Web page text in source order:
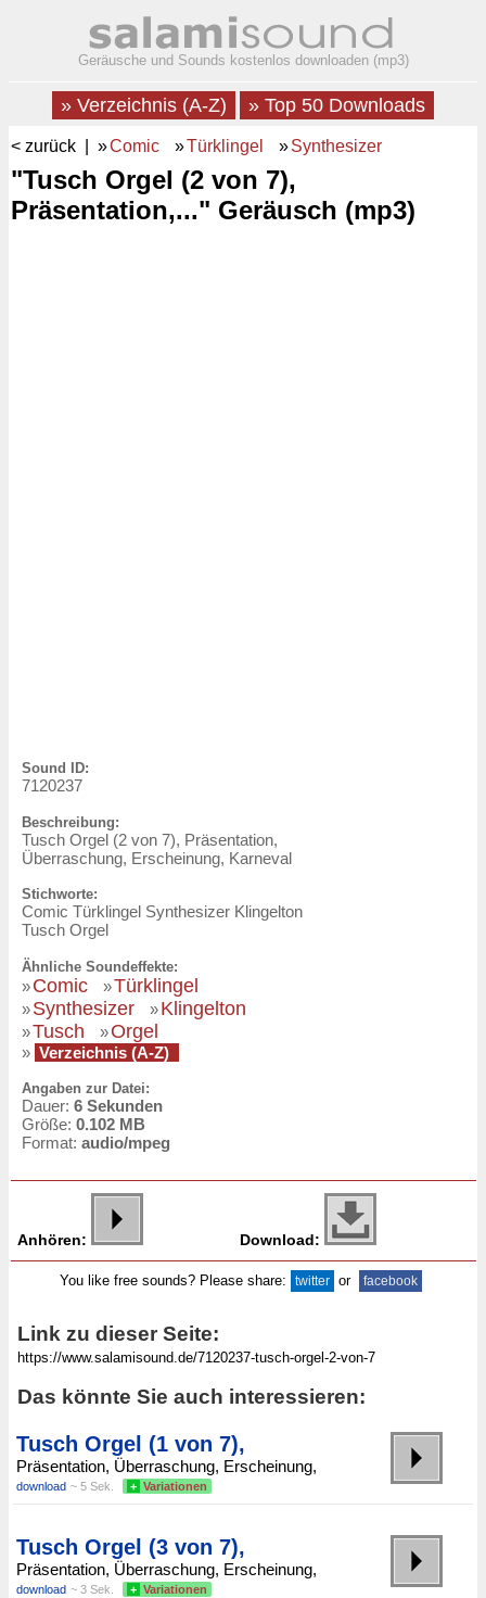
Geräusche und Sounds kostenlos downloaden (mp3)
» Verzeichnis (A-Z) » Top 50 Downloads
< zurück | »Comic »Türklingel »Synthesizer
"Tusch Orgel (2 von 7),
Präsentation,..." Geräusch (mp3)
Sound ID:
7120237
Beschreibung:
Tusch Orgel (2 von 7), Präsentation,
Überraschung, Erscheinung, Karneval
Stichworte:
Comic Türklingel Synthesizer Klingelton
Tusch Orgel
Ähnliche Soundeffekte:
»Comic »Türklingel
»Synthesizer »Klingelton
»Tusch »Orgel
» Verzeichnis (A-Z)
Angaben zur Datei:
Dauer: 6 Sekunden
Größe: 0.102 MB
Format: audio/mpeg
Anhören: Download:
You like free sounds? Please share: twitter or facebook
Link zu dieser Seite:
Das könnte Sie auch interessieren:
Tusch Orgel (1 von 7),
Präsentation, Überraschung, Erscheinung,
download ~ 5 Sek. + Variationen
Tusch Orgel (3 von 7),
Präsentation, Überraschung, Erscheinung,
download ~ 3 Sek. + Variationen